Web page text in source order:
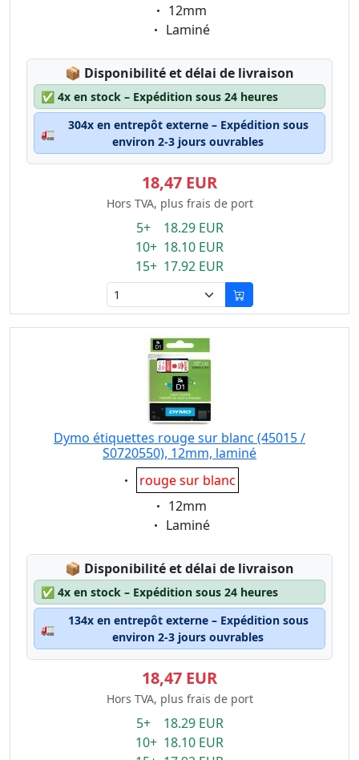
Eigenschaft:
12mm
Eigenschaft:
Laminé
📦 Lagerstatus:
Disponibilité et délai de livraison
✅ 4x en stock – Expédition sous 24 heures
🚛
304x en entrepôt externe – Expédition sous
environ 2-3 jours ouvrables
18,47 EUR
Hors TVA, plus frais de port
5+ 18.29 EUR
10+ 18.10 EUR
15+ 17.92 EUR
Dymo étiquettes rouge sur blanc (45015 /
S0720550), 12mm, laminé
Eigenschaft:
rouge sur blanc
Eigenschaft:
12mm
Eigenschaft:
Laminé
📦 Lagerstatus:
Disponibilité et délai de livraison
✅ 4x en stock – Expédition sous 24 heures
🚛
134x en entrepôt externe – Expédition sous
environ 2-3 jours ouvrables
18,47 EUR
Hors TVA, plus frais de port
5+ 18.29 EUR
10+ 18.10 EUR